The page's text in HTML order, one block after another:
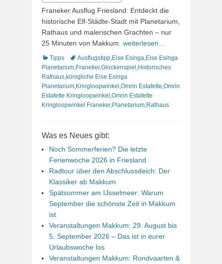
Franeker Ausflug Friesland: Entdeckt die
historische Elf-Städte-Stadt mit Planetarium,
Rathaus und malerischen Grachten – nur
25 Minuten von Makkum. weiterlesen…
Kategorien
Tipps Schlagworte
Ausflugstipp Eise Esinga Eise Esinga
Planetarium Franeker,Glockenspiel Historisches
Rathaus königliche Eise Esinga
Planetarium Kringloopwinkel Omrin Estafette Omrin
Estafette Kringloopwinkel Omrin Estafette
Kringloopwinkel Franeker, Planetarium Rathaus
Was es Neues gibt:
Noch Sommerferien? Die letzte
Ferienwoche 2026 in Friesland
Radtour über den Abschlussdeich: Der
Klassiker ab Makkum
Spätsommer am IJsselmeer: Warum
September die schönste Zeit in Makkum
ist
Veranstaltungen Makkum: 29. August bis
5. September 2026 – Das ist in eurer
Urlaubswoche los
Veranstaltungen Makkum: Rondvaarten &